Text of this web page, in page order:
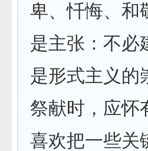
卑、忏悔、和
是主张：不必
是形式主义的
祭献时，应怀
喜欢把一些关